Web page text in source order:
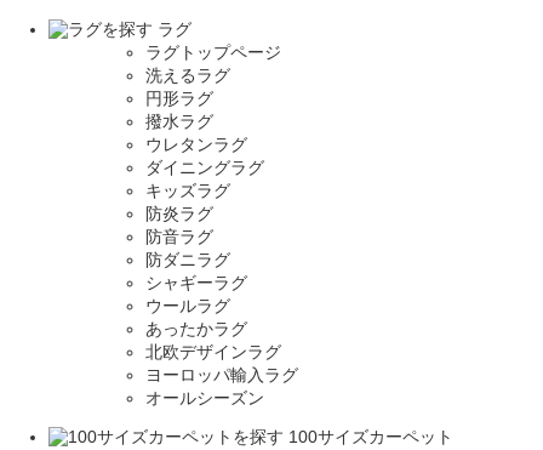
ラグ
ラグトップページ
洗えるラグ
円形ラグ
撥水ラグ
ウレタンラグ
ダイニングラグ
キッズラグ
防炎ラグ
防音ラグ
防ダニラグ
シャギーラグ
ウールラグ
あったかラグ
北欧デザインラグ
ヨーロッパ輸入ラグ
オールシーズン
100サイズカーペット